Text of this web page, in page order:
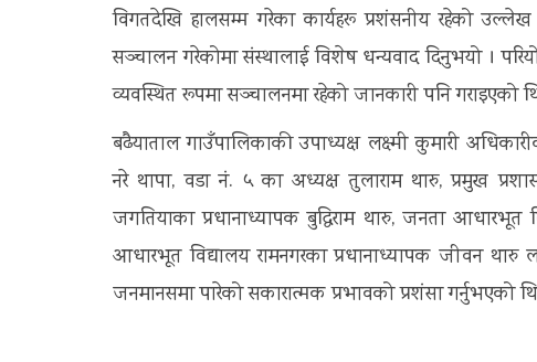
विगतदेखि हालसम्म गरेका कार्यहरू प्रशंसनीय रहेको उल्लेख
सञ्चालन गरेकोमा संस्थालाई विशेष धन्यवाद दिनुभयो ।
व्यवस्थित रूपमा सञ्चालनमा रहेको जानकारी पनि गराइएको
बढैयाताल गाउँपालिकाकी उपाध्यक्ष लक्ष्मी कुमारी
नरे थापा, वडा नं. ५ का अध्यक्ष तुलाराम थारु, प्रमुख
जगतियाका प्रधानाध्यापक बुद्धिराम थारु, जनता आधारभूत
आधारभूत विद्यालय रामनगरका प्रधानाध्यापक जीवन थारु
जनमानसमा पारेको सकारात्मक प्रभावको प्रशंसा गर्नुभएको